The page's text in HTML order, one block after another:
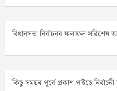
বিধানসভা নিৰ্বাচনৰ ফলাফল
কিছু সময়ৰ পূৰ্বে প্ৰকাশ পাইছে